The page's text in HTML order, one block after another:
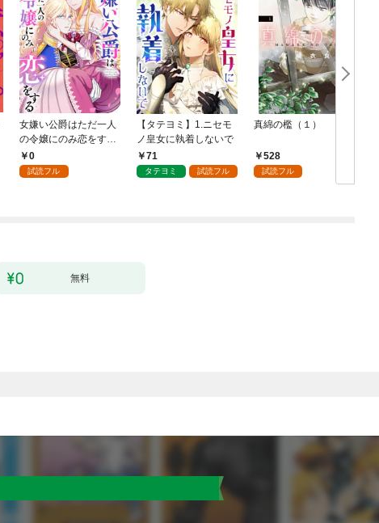
女嫌い公爵はただ一人
の令嬢にのみ恋をする
（分冊版）第１話
0
試読フル
【タテヨミ】1.ニセモ
ノ皇女に執着しないで
71
タテヨミ 試読フル
真綿の檻（１）
528
試読フル
無料